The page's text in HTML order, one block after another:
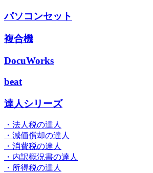
パソコンセット
複合機
DocuWorks
beat
達人シリーズ
・法人税の達人
・減価償却の達人
・消費税の達人
・内訳概況書の達人
・所得税の達人